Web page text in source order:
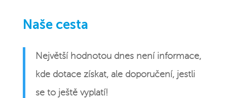
Naše cesta
Největší hodnotou dnes není informace,
kde dotace získat, ale doporučení, jestli
se to ještě vyplatí!